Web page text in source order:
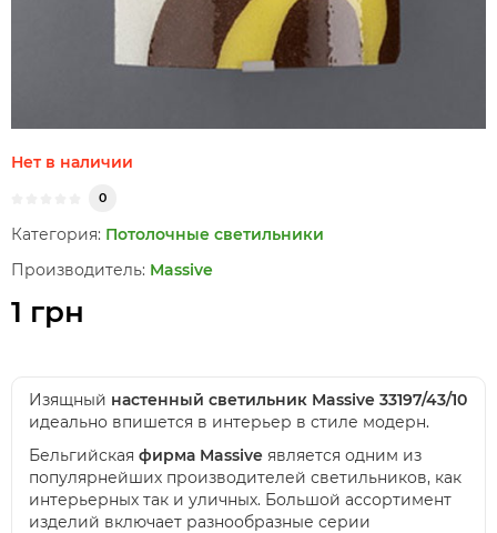
Нет в наличии
0
Категория: Потолочные светильники
Производитель: Massive
1 грн
Изящный настенный светильник Massive 33197/43/10
идеально впишется в интерьер в стиле модерн.
Бельгийская фирма Massive является одним из
популярнейших производителей светильников, как
интерьерных так и уличных. Большой ассортимент
изделий включает разнообразные серии